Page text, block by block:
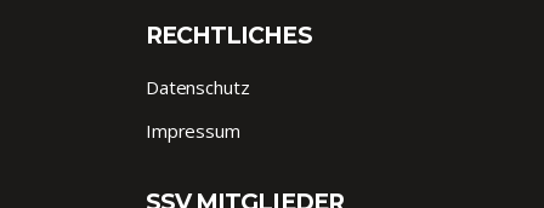
RECHTLICHES
Datenschutz
Impressum